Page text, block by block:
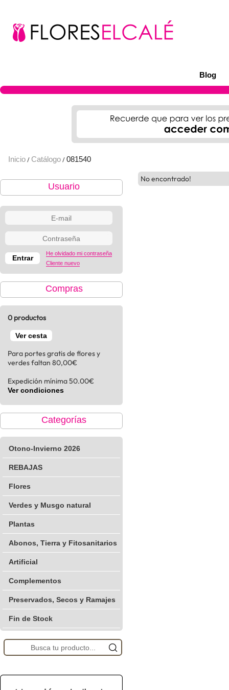
Blog
Inicio / Catálogo / 081540
Usuario
He olvidado mi contraseña
Cliente nuevo
Compras
0 productos
Ver cesta
Para portes gratis de flores y
verdes faltan 80,00€
Expedición mínima 50.00€
Ver condiciones
Categorías
Otono-Invierno 2026
REBAJAS
Flores
Verdes y Musgo natural
Plantas
Abonos, Tierra y Fitosanitarios
Artificial
Complementos
Preservados, Secos y Ramajes
Fin de Stock
No encontrado!